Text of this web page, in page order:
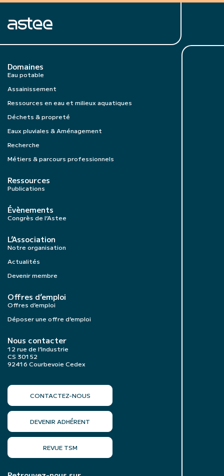
Domaines
Eau potable
Assainissement
Ressources en eau et milieux aquatiques
Déchets & propreté
Eaux pluviales & Aménagement
Recherche
Métiers & parcours professionnels
Ressources
Publications
Évènements
Congrès de l’Astee
L’Association
Notre organisation
Actualités
Devenir membre
Offres d’emploi
Offres d’emploi
Déposer une offre d’emploi
Nous contacter
12 rue de l’Industrie
CS 30152
92416 Courbevoie Cedex
CONTACTEZ-NOUS
DEVENIR ADHÉRENT
REVUE TSM